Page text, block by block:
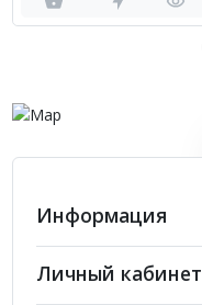
Информация
Личный кабинет